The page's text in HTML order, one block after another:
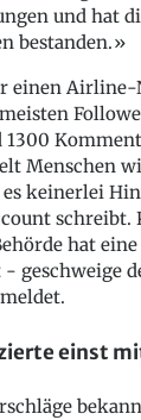
und hat
bestanden.»
einen
Menschen
keinerlei
schreibt.
hat
geschweige
einst